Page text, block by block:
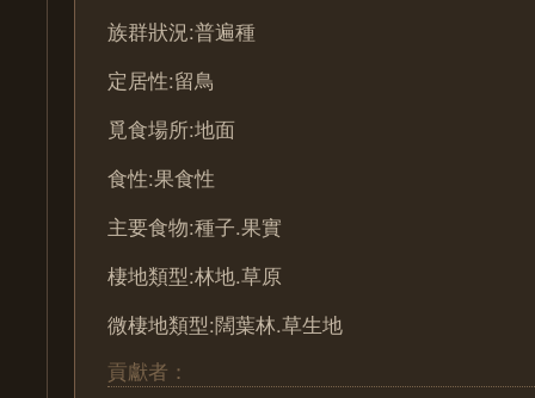
族群狀況:普遍種
定居性:留鳥
覓食場所:地面
食性:果食性
主要食物:種子.果實
棲地類型:林地.草原
微棲地類型:闊葉林.草生地
貢獻者：